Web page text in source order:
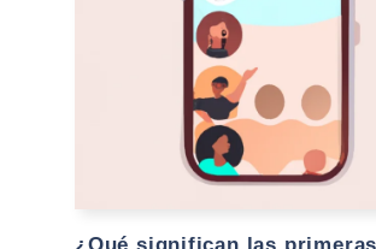
¿Qué significan las primeras